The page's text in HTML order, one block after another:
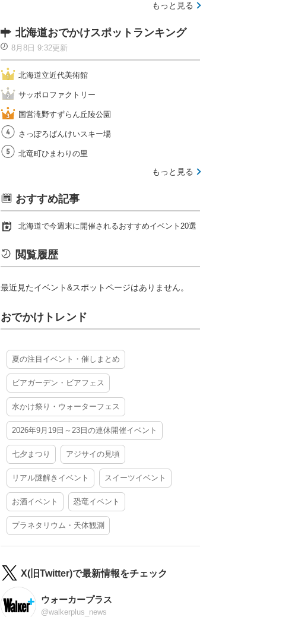
もっと見る
北海道おでかけスポットランキング
8月8日 9:32更新
北海道立近代美術館
サッポロファクトリー
国営滝野すずらん丘陵公園
さっぽろばんけいスキー場
北竜町ひまわりの里
もっと見る
おすすめ記事
北海道で今週末に開催されるおすすめイベント20選
閲覧履歴
最近見たイベント&スポットページはありません。
おでかけトレンド
夏の注目イベント・催しまとめ
ビアガーデン・ビアフェス
水かけ祭り・ウォーターフェス
2026年9月19日～23日の連休開催イベント
七夕まつり アジサイの見頃
リアル謎解きイベント スイーツイベント
お酒イベント 恐竜イベント
プラネタリウム・天体観測
X(旧Twitter)で最新情報をチェック
ウォーカープラス
@walkerplus_news